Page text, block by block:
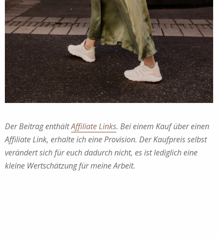
Der Beitrag enthältAffiliate Links. Bei einem Kauf über einen
Affiliate Link, erhalte ich eine Provision. Der Kaufpreis selbst
verändert sich für euch dadurch nicht, es ist lediglich eine
kleine Wertschätzung für meine Arbeit.